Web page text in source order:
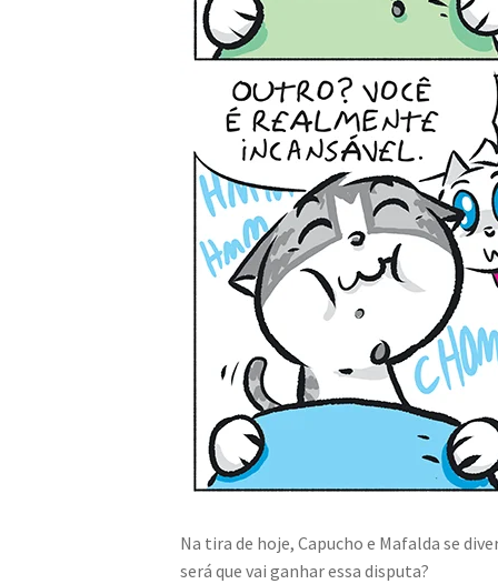
Na tira de hoje, Capucho e Mafalda se
será que vai ganhar essa disputa?